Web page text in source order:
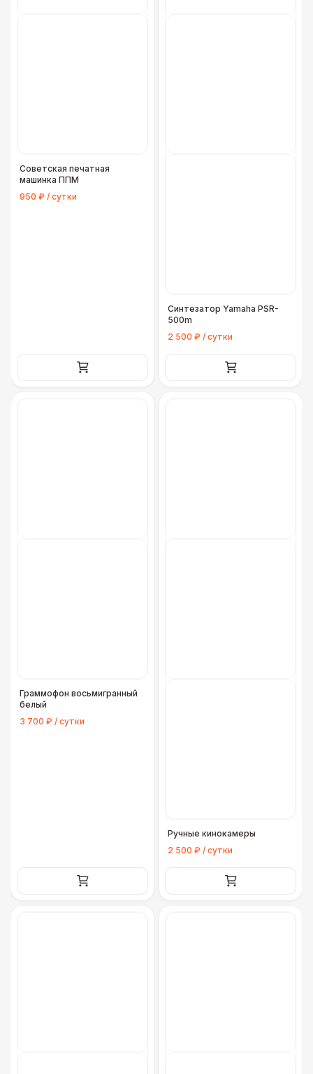
Советская печатная
машинка ППМ
950 ₽ / сутки
Синтезатор Yamaha PSR-
500m
2 500 ₽ / сутки
Граммофон восьмигранный
белый
3 700 ₽ / сутки
Ручные кинокамеры
2 500 ₽ / сутки